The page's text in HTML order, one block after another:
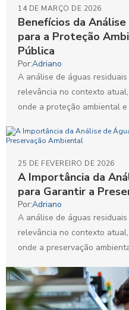
Benefícios da
para a Proteção
Pública
14 DE MARÇO DE 2026
Por:Adriano
A análise de águas
relevância no contexto
onde a proteção ambiental e
A Importância da
para Garantir a
25 DE FEVEREIRO DE 2026
Por:Adriano
A análise de águas
relevância no contexto
onde a preservação